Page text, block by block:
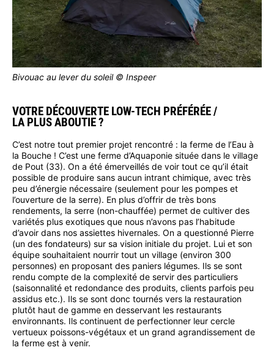
Bivouac au lever du soleil © Inspeer
VOTRE DÉCOUVERTE LOW-TECH PRÉFÉRÉE /
LA PLUS ABOUTIE ?
C’est notre tout premier projet rencontré : la ferme de l’Eau à
la Bouche ! C’est une ferme d’Aquaponie située dans le village
de Pout (33). On a été émerveillés de voir tout ce qu’il était
possible de produire sans aucun intrant chimique, avec très
peu d’énergie nécessaire (seulement pour les pompes et
l’ouverture de la serre). En plus d’offrir de très bons
rendements, la serre (non-chauffée) permet de cultiver des
variétés plus exotiques que nous n’avons pas l’habitude
d’avoir dans nos assiettes hivernales. On a questionné Pierre
(un des fondateurs) sur sa vision initiale du projet. Lui et son
équipe souhaitaient nourrir tout un village (environ 300
personnes) en proposant des paniers légumes. Ils se sont
rendu compte de la complexité de servir des particuliers
(saisonnalité et redondance des produits, clients parfois peu
assidus etc.). Ils se sont donc tournés vers la restauration
plutôt haut de gamme en desservant les restaurants
environnants. Ils continuent de perfectionner leur cercle
vertueux poissons-végétaux et un grand agrandissement de
la ferme est à venir.